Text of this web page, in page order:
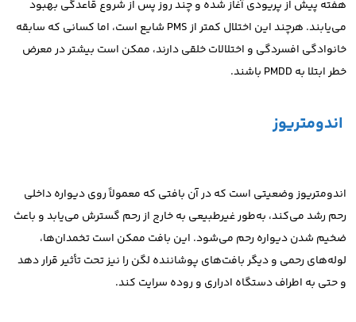
هفته پیش از پریودی آغاز شده و چند روز پس از شروع قاعدگی بهبود
می‌یابند. هرچند این اختلال کمتر از PMS شایع است، اما کسانی که سابقه
خانوادگی افسردگی و اختلالات خلقی دارند، ممکن است بیشتر در معرض
خطر ابتلا به PMDD باشند.
اندومتریوز
اندومتریوز وضعیتی است که در آن بافتی که معمولاً روی دیواره داخلی
رحم رشد می‌کند، به‌طور غیرطبیعی به خارج از رحم گسترش می‌یابد و باعث
ضخیم شدن دیواره رحم می‌شود. این بافت ممکن است تخمدان‌ها،
لوله‌های رحمی و دیگر بافت‌های پوشاننده لگن را نیز تحت تأثیر قرار دهد
و حتی به اطراف دستگاه ادراری و روده سرایت کند.